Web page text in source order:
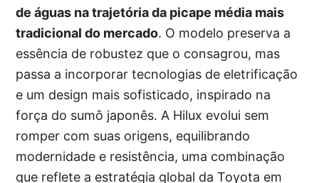
de águas na trajetória da picape média mais
tradicional do mercado. O modelo preserva a
essência de robustez que o consagrou, mas
passa a incorporar tecnologias de eletrificação
e um design mais sofisticado, inspirado na
força do sumô japonês. A Hilux evolui sem
romper com suas origens, equilibrando
modernidade e resistência, uma combinação
que reflete a estratégia global da Toyota em